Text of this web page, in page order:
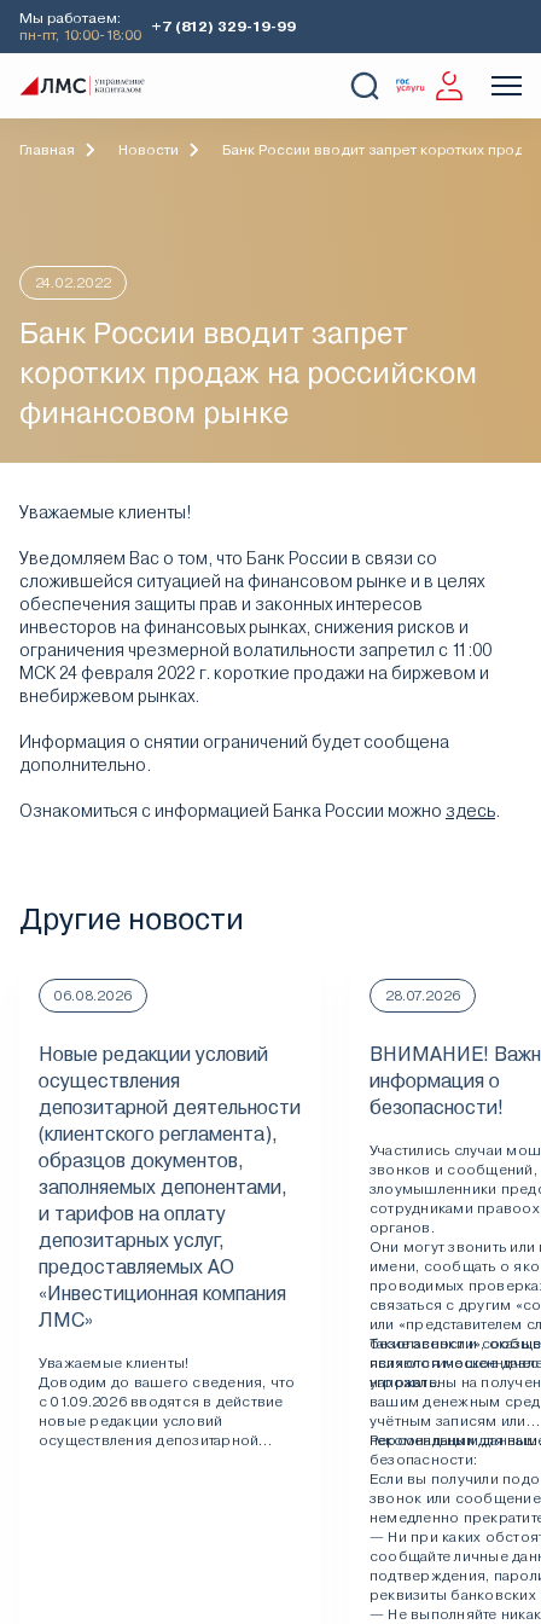
Мы работаем:
пн-пт, 10:00-18:00
+7 (812) 329-19-99
О Компании Услуги
Главная Новости Банк России вводит запрет коротких
24.02.2022
Банк России вводит запрет
коротких продаж на российском
финансовом рынке
Уважаемые клиенты!
Уведомляем Вас о том, что Банк России в связи со
сложившейся ситуацией на финансовом рынке и в целях
обеспечения защиты прав и законных интересов
инвесторов на финансовых рынках, снижения рисков и
ограничения чрезмерной волатильности запретил с 11:00
МСК 24 февраля 2022 г. короткие продажи на биржевом и
внебиржевом рынках.
Информация о снятии ограничений будет сообщена
дополнительно.
Ознакомиться с информацией Банка России можно здесь.
Другие новости
06.08.2026
Новые редакции условий
осуществления
депозитарной деятельности
(клиентского регламента),
образцов документов,
заполняемых депонентами,
и тарифов на оплату
депозитарных услуг,
предоставляемых АО
«Инвестиционная компания
ЛМС»
Уважаемые клиенты!
Доводим до вашего сведения, что
с 01.09.2026 вводятся в действие
новые редакции условий
осуществления депозитарной
28.07.2026
ВНИМАНИЕ!
информация о
безопасности!
Участились случаи
звонков и сообщений,
злоумышленники
сотрудниками
органов.
Они могут звонить или
имени, сообщать о
проводимых
связаться с другим
или «представителем
безопасности»,
психологическое
угрожать.
Такие звонки и
являются
направлены на
вашим денежным
учётным записям или
персональным данным.
Рекомендации для
безопасности:
Если вы получили
звонок или
немедленно
— Ни при каких
сообщайте личные
подтверждения,
реквизиты банковских
— Не выполняйте